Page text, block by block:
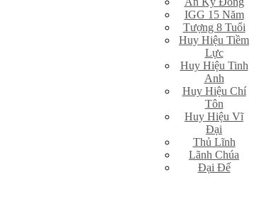
IGG 15 Năm
Tượng 8 Tuổi
Huy Hiệu Tiềm
Lực
Huy Hiệu Tinh
Anh
Huy Hiệu Chí
Tôn
Huy Hiệu Vĩ
Đại
Thủ Lĩnh
Lãnh Chúa
Đại Đế